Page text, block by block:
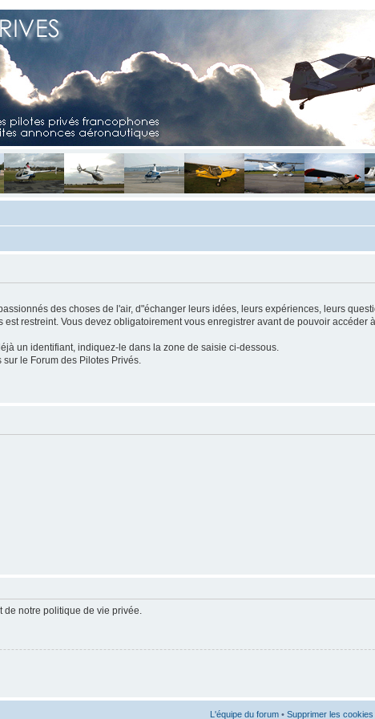
des choses de l'air, d"échanger leurs idées, leurs expériences, leurs
restreint. Vous devez obligatoirement vous enregistrer avant de pouvoir accéder
un identifiant, indiquez-le dans la zone de saisie ci-dessous.
le Forum des Pilotes Privés.
notre politique de vie privée.
L'équipe du forum • Supprimer les